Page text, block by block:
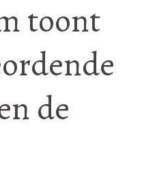
toont
de